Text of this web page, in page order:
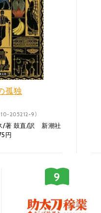
孤独
205212-9）
/著 鼓直/訳 新潮社
円